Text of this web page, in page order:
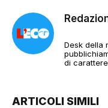
Desk della
di
ARTICOLI SIMILI